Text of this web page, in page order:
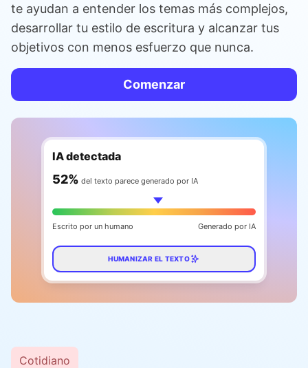
te ayudan a entender los temas más complejos,
desarrollar tu estilo de escritura y alcanzar tus
objetivos con menos esfuerzo que nunca.
Comenzar
IA detectada
59% del texto parece generado por IA
Escrito por un humano Generado por IA
HUMANIZAR EL TEXTO
Cotidiano